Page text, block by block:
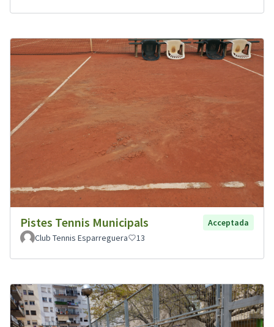
Pistes Tennis Municipals
Acceptada
Club Tennis Esparreguera
13